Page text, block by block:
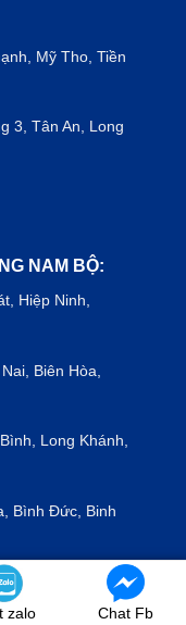
Mỹ Tho, Tiền
3, Tân An, Long
NAM BỘ:
Hiệp Ninh,
Biên Hòa,
Long Khánh,
Bình Đức, Binh
Rịa - Vũng Tàu
zalo Chat Fb